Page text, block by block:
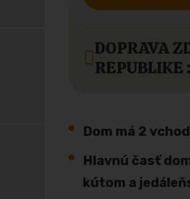
DOPRAVA
REPUBLIKE
Dom má 2
Hlavnú časť
kútom a